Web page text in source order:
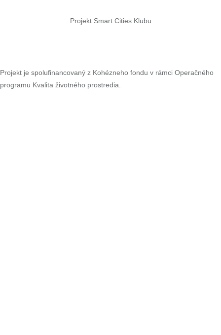
Projekt Smart Cities Klubu
Projekt je spolufinancovaný z Kohézneho fondu v rámci Operačného
programu Kvalita životného prostredia.